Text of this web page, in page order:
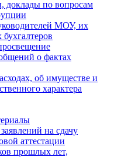
доклады по вопросам
МОУ, их
о фактах
об имуществе и
характера
на сдачу
аттестации
прошлых лет,